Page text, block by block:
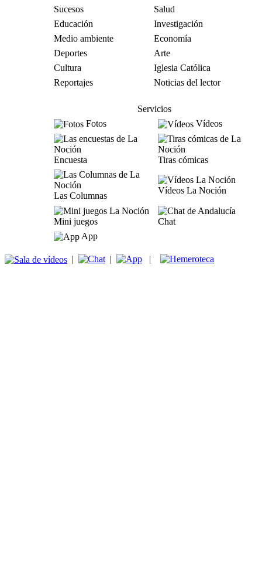
Sucesos
Salud
Educación
Investigación
Medio ambiente
Economía
Deportes
Arte
Cultura
Iglesia Católica
Reportajes
Noticias del lector
Servicios
Fotos
Vídeos
Encuesta Tiras cómicas
Las Columnas
Vídeos La Noción
Mini juegos
Chat
App
| | |